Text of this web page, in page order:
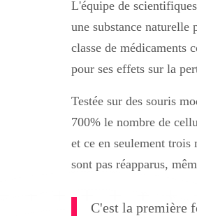
L'équipe de
une substance naturelle
classe de médicaments
pour ses effets sur la
Testée sur des souris
700% le nombre de
et ce en seulement trois
sont pas réapparus,
C'est la première